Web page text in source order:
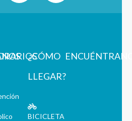
¿CÓMO
LLEGAR?
BICICLETA